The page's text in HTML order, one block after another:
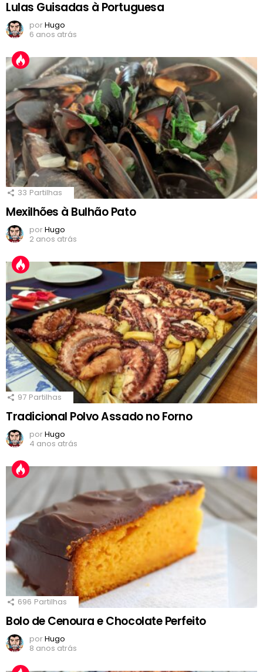
Lulas Guisadas à Portuguesa
porHugo
6 anos atrás
33 Partilhas
Mexilhões à Bulhão Pato
porHugo
2 anos atrás
97 Partilhas
Tradicional Polvo Assado no Forno
porHugo
4 anos atrás
696 Partilhas
Bolo de Cenoura e Chocolate Perfeito
porHugo
8 anos atrás